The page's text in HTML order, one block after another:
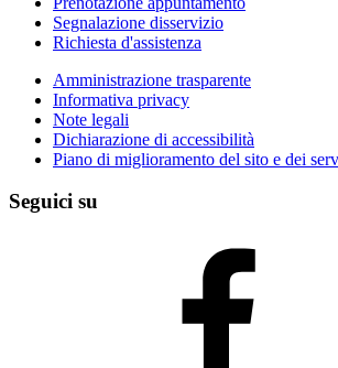
Segnalazione disservizio
Richiesta d'assistenza
Amministrazione trasparente
Informativa privacy
Note legali
Dichiarazione di accessibilità
Piano di miglioramento del sito e dei
Seguici su